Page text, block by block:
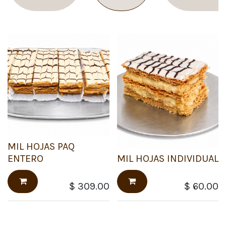
MIL HOJAS PAQ
ENTERO
$ 309.00
MIL HOJAS INDIVIDUAL
$ 60.00